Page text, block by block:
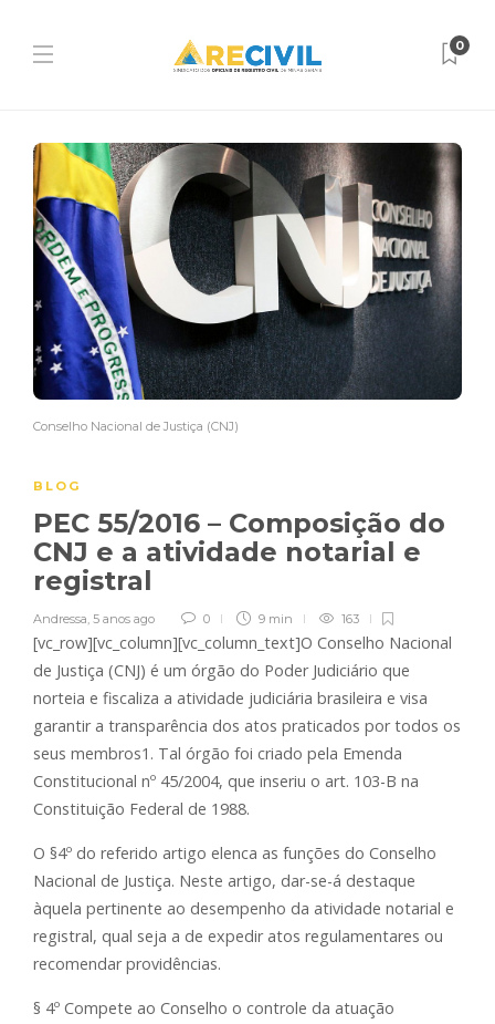
0
Conselho Nacional de Justiça (CNJ)
BLOG
PEC 55/2016 – Composição do
CNJ e a atividade notarial e
registral
Andressa, 5 anos ago 0 9 min 163
[vc_row][vc_column][vc_column_text]O Conselho Nacional
de Justiça (CNJ) é um órgão do Poder Judiciário que
norteia e fiscaliza a atividade judiciária brasileira e visa
garantir a transparência dos atos praticados por todos os
seus membros1. Tal órgão foi criado pela Emenda
Constitucional nº 45/2004, que inseriu o art. 103-B na
Constituição Federal de 1988.
O §4º do referido artigo elenca as funções do Conselho
Nacional de Justiça. Neste artigo, dar-se-á destaque
àquela pertinente ao desempenho da atividade notarial e
registral, qual seja a de expedir atos regulamentares ou
recomendar providências.
§ 4º Compete ao Conselho o controle da atuação